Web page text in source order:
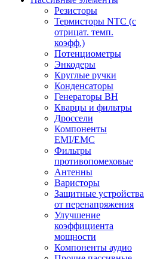
Резисторы
Термисторы NTC (с
отрицат. темп.
коэфф.)
Потенциометры
Энкодеры
Круглые ручки
Конденсаторы
Генераторы ВН
Кварцы и фильтры
Дроссели
Компоненты
EMI/EMC
Фильтры
противопомеховые
Антенны
Варисторы
Защитные устройства
от перенапряжения
Улучшение
коэффициента
мощности
Компоненты аудио